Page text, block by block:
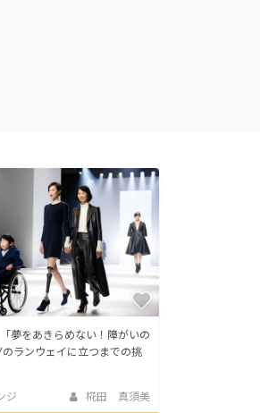
夢をあきらめない！障がいの
のランウェイに立つまでの挑
ジ
椛田 真須美